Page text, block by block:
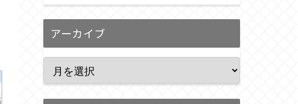
アーカイブ